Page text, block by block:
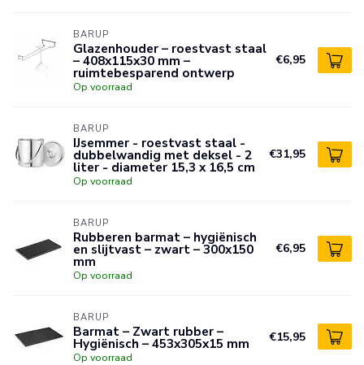
BARUP
Glazenhouder – roestvast staal
– 408x115x30 mm –
ruimtebesparend ontwerp
Op voorraad
€6,95
BARUP
IJsemmer - roestvast staal -
dubbelwandig met deksel - 2
liter - diameter 15,3 x 16,5 cm
Op voorraad
€31,95
BARUP
Rubberen barmat – hygiënisch
en slijtvast – zwart – 300x150
mm
Op voorraad
€6,95
BARUP
Barmat – Zwart rubber –
Hygiënisch – 453x305x15 mm
Op voorraad
€15,95